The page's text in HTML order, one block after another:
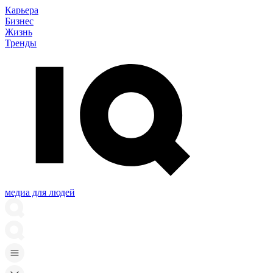
Карьера
Бизнес
Жизнь
Тренды
медиа для людей